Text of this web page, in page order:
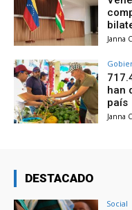
Janna
han
país
Janna
DESTACADO
Social